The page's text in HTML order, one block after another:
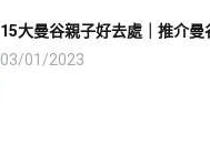
15大曼谷親子好去處｜推介曼
03/01/2023